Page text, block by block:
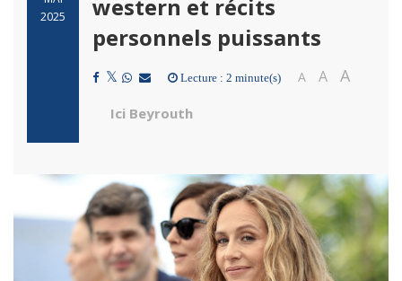
2025
western et récits
personnels puissants
Lecture : 2 minute(s) A A A
Ici Beyrouth